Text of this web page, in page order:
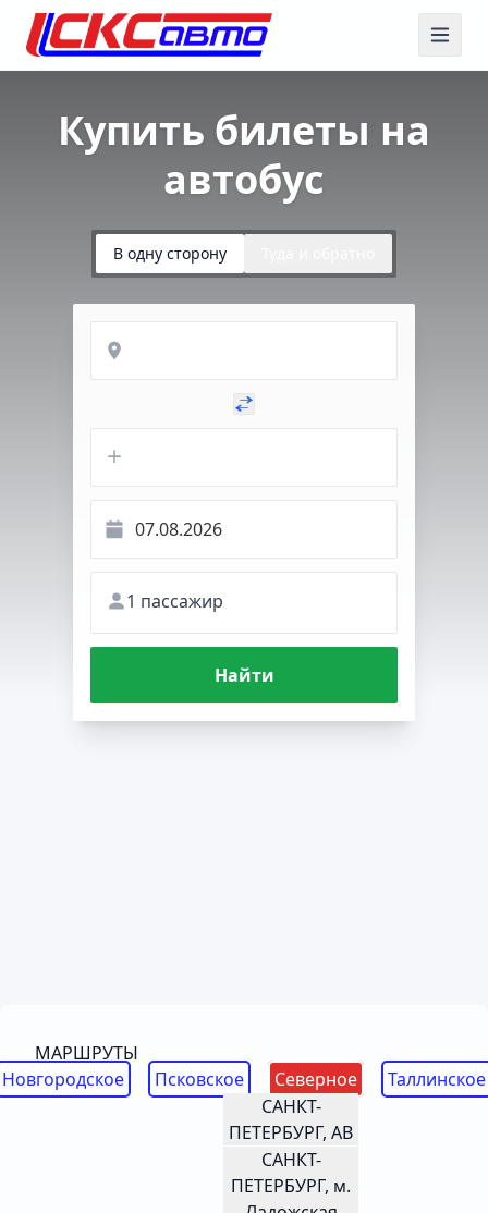
Купить билеты на
автобус
В одну сторону
1 пассажир
Найти
МАРШРУТЫ
Новгородское
Псковское Северное
Таллинское
САНКТ-
ПЕТЕРБУРГ, АВ
САНКТ-
ПЕТЕРБУРГ, м.